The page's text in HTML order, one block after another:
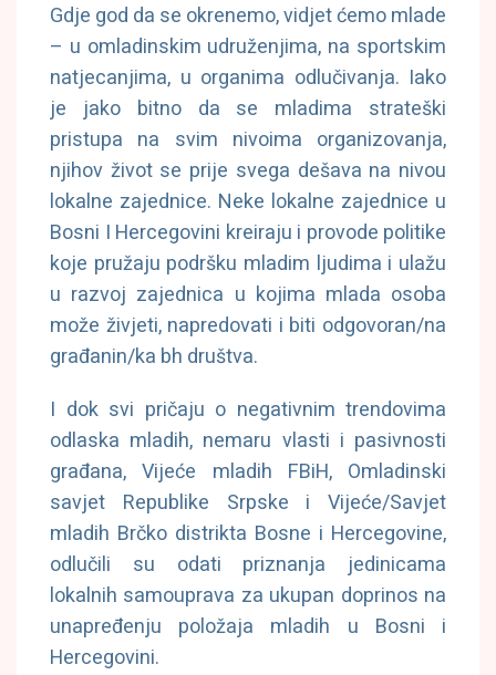
Gdje god da se okrenemo, vidjet ćemo mlade
– u omladinskim udruženjima, na sportskim
natjecanjima, u organima odlučivanja. Iako
je jako bitno da se mladima strateški
pristupa na svim nivoima organizovanja,
njihov život se prije svega dešava na nivou
lokalne zajednice. Neke lokalne zajednice u
Bosni I Hercegovini kreiraju i provode politike
koje pružaju podršku mladim ljudima i ulažu
u razvoj zajednica u kojima mlada osoba
može živjeti, napredovati i biti odgovoran/na
građanin/ka bh društva.
I dok svi pričaju o negativnim trendovima
odlaska mladih, nemaru vlasti i pasivnosti
građana, Vijeće mladih FBiH, Omladinski
savjet Republike Srpske i Vijeće/Savjet
mladih Brčko distrikta Bosne i Hercegovine,
odlučili su odati priznanja jedinicama
lokalnih samouprava za ukupan doprinos na
unapređenju položaja mladih u Bosni i
Hercegovini.